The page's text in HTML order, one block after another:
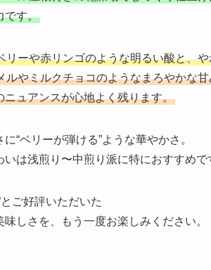
です。
リーや赤リンゴのような明るい酸と、
ルやミルクチョコのようなまろやかな
ュアンスが心地よく残ります。
“ベリーが弾ける”ような華やかさ。
は浅煎り〜中煎り派に特におすすめで
ご好評いただいた
しさを、もう一度お楽しみください。